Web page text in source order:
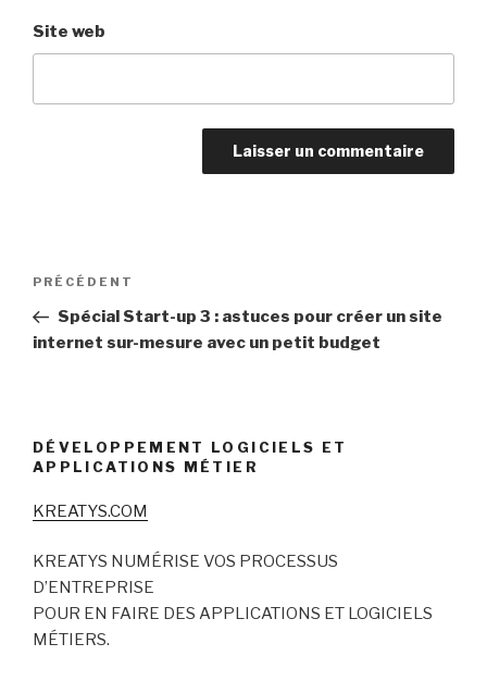
Site web
Navigation
l’article
Article
précédent
PRÉCÉDENT
Spécial Start-up 3 : astuces pour créer un site
internet sur-mesure avec un petit budget
DÉVELOPPEMENT LOGICIELS ET
APPLICATIONS MÉTIER
KREATYS.COM
KREATYS NUMÉRISE VOS PROCESSUS
D’ENTREPRISE
POUR EN FAIRE DES APPLICATIONS ET LOGICIELS
MÉTIERS.